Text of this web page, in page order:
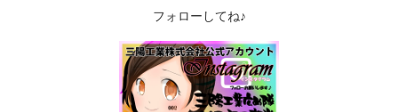
フォローしてね♪